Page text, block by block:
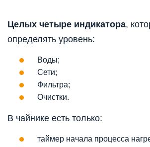
Целых четыре индикатора,
определять уровень:
Воды;
Сети;
Фильтра;
Очистки.
В чайнике есть только:
таймер начала процесса